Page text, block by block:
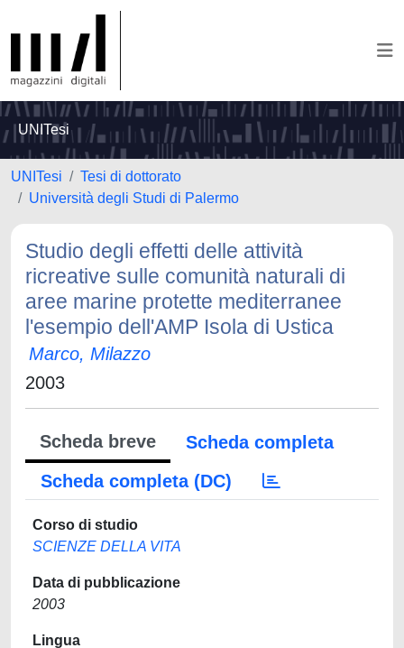
UNITesi
UNITesi
Tesi di dottorato
Università degli Studi di Palermo
Studio degli effetti delle attività
ricreative sulle comunità naturali di
aree marine protette mediterranee
l'esempio dell'AMP Isola di Ustica
Marco, Milazzo
2003
Scheda breve
Scheda completa
Scheda completa (DC)
Corso di studio
SCIENZE DELLA VITA
Data di pubblicazione
2003
Lingua